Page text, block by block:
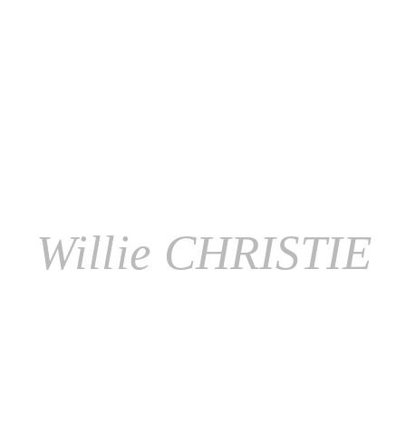
Willie CHRISTIE